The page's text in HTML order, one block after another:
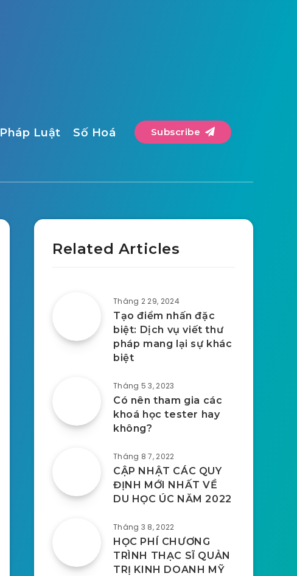
Pháp Luật Số Hoá Subscribe
Related Articles
Tháng 2 29, 2024
Tạo điểm nhấn đặc
biệt: Dịch vụ viết thư
pháp mang lại sự khác
biệt
Tháng 5 3, 2023
Có nên tham gia các
khoá học tester hay
không?
Tháng 8 7, 2022
CẬP NHẬT CÁC QUY
ĐỊNH MỚI NHẤT VỀ
DU HỌC ÚC NĂM 2022
Tháng 3 8, 2022
HỌC PHÍ CHƯƠNG
TRÌNH THẠC SĨ QUẢN
TRỊ KINH DOANH MỸ